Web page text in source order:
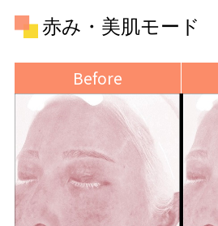
赤み・美肌モード
Before